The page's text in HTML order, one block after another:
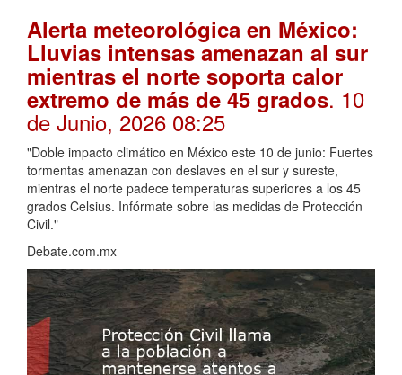
Alerta meteorológica en México:
Lluvias intensas amenazan al sur
mientras el norte soporta calor
extremo de más de 45 grados. 10
de Junio, 2026 08:25
"Doble impacto climático en México este 10 de junio: Fuertes
tormentas amenazan con deslaves en el sur y sureste,
mientras el norte padece temperaturas superiores a los 45
grados Celsius. Infórmate sobre las medidas de Protección
Civil."
Debate.com.mx